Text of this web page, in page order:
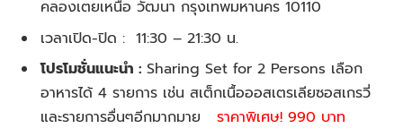
คลองเตยเหนือ วัฒนา กรุงเทพมหานคร 10110
เวลาเปิด-ปิด : 11:30 – 21:30 น.
โปรโมชั่นแนะนำ : Sharing Set for 2 Persons เลือก
อาหารได้ 4 รายการ เช่น สเต็กเนื้อออสเตรเลียซอสเกรวี่
และรายการอื่นๆอีกมากมาย ราคาพิเศษ! 990 บาท